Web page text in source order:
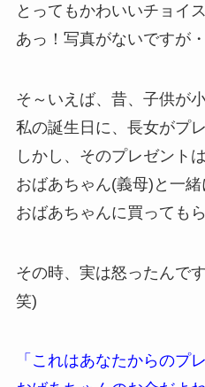
とってもかわいいチョイ
あっ！写真がないですが
そ～いえば、昔、子供が
私の誕生日に、長女がプ
しかし、そのプレゼントは
おばあちゃん(義母)と一
おばあちゃんに買っても
その時、実は怒ったんで
笑)
「これはあなたからのプ